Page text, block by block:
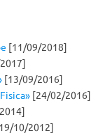
[11/09/2018]
[13/09/2016]
[24/02/2016]
10/2012]